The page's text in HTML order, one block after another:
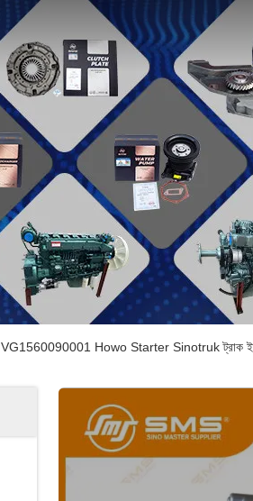
VG1560090001 Howo Starter Sinotruk ট্রাক